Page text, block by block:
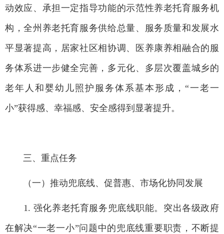
动效应、承担一定指导功能的示范性养老托育服务机
构，全州养老托育服务供给总量、服务质量和发展水
平显著提高，居家社区相协调、医养康养相融合的服
务体系进一步健全完善，多元化、多层次覆盖城乡的
老年人和婴幼儿照护服务体系基本形成，“一老一
小”获得感、幸福感、安全感得到显著提升。
三、重点任务
（一）推动兜底线、促普惠、市场化协同发展
1. 强化养老托育服务兜底线职能。突出各级政府
在解决“一老一小”问题中的兜底线重要职责，不断提